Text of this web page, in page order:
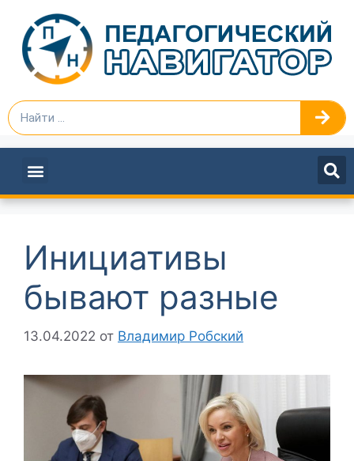
Инициативы
бывают разные
13.04.2022 от Владимир Робский